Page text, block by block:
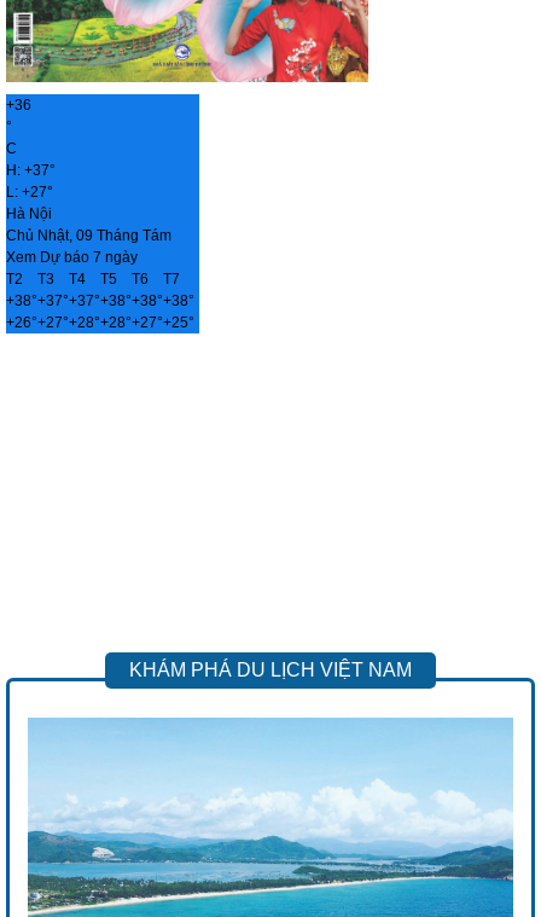
+36
°
C
H: +37°
L: +27°
Hà Nội
Chủ Nhật, 09 Tháng Tám
Xem Dự báo 7 ngày
T2
T3 T4 T5 T6
T7
+38°+37°+37°+38°+38°+38°
+26°+27°+28°+28°+27°+25°
KHÁM PHÁ DU LỊCH VIỆT NAM